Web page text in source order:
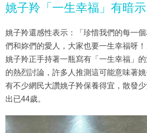
姚子羚「一生幸福」有暗示
姚子羚還感性表示：「珍惜我們的每一
們和妳們的愛人，大家也要一生幸福呀
姚子羚正手持著一瓶寫有「一生幸福」
的熱烈討論，許多人推測這可能意味著
有不少網民大讚姚子羚保養得宜，散發
出已44歲。